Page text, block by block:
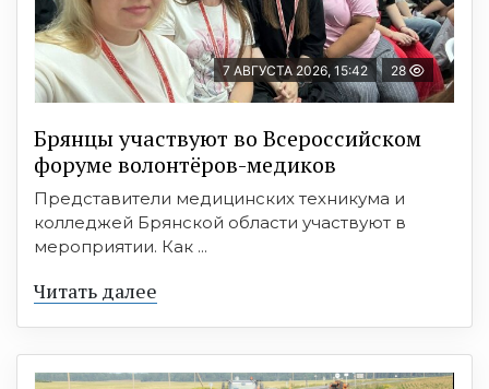
7 АВГУСТА 2026, 15:42 28
Брянцы участвуют во Всероссийском
форуме волонтёров-медиков
Представители медицинских техникума и
колледжей Брянской области участвуют в
мероприятии. Как ...
Читать далее